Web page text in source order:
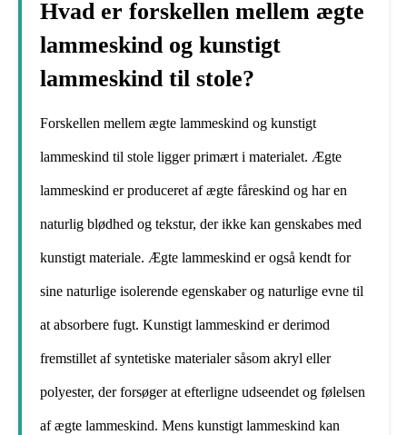
Hvad er forskellen mellem ægte
lammeskind og kunstigt
lammeskind til stole?
Forskellen mellem ægte lammeskind og kunstigt
lammeskind til stole ligger primært i materialet. Ægte
lammeskind er produceret af ægte fåreskind og har en
naturlig blødhed og tekstur, der ikke kan genskabes med
kunstigt materiale. Ægte lammeskind er også kendt for
sine naturlige isolerende egenskaber og naturlige evne til
at absorbere fugt. Kunstigt lammeskind er derimod
fremstillet af syntetiske materialer såsom akryl eller
polyester, der forsøger at efterligne udseendet og følelsen
af ægte lammeskind. Mens kunstigt lammeskind kan